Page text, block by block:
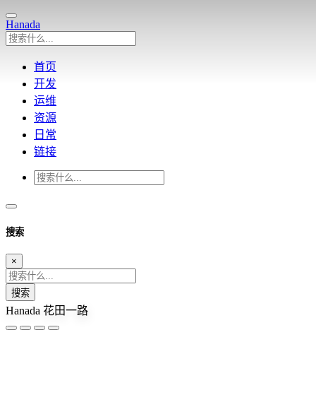
Hanada
首页
开发
运维
资源
日常
链接
搜索
×
搜索
Hanada 花田一路